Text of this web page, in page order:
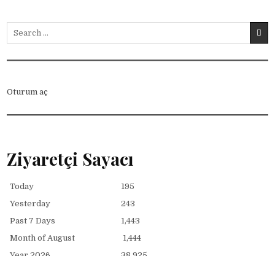
Oturum aç
Ziyaretçi Sayacı
Today
195
Yesterday
243
Past 7 Days
1,443
Month of August
1,444